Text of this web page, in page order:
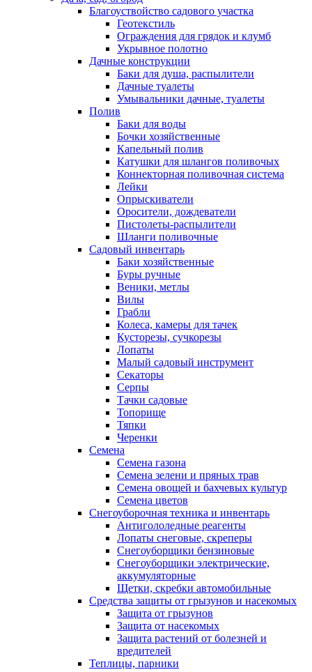
Благоуствойство садового участка
Геотекстиль
Ограждения для грядок и клумб
Укрывное полотно
Дачные конструкции
Баки для душа, распылители
Дачные туалеты
Умывальники дачные, туалеты
Полив
Баки для воды
Бочки хозяйственные
Капельный полив
Катушки для шлангов поливочых
Коннекторная поливочная система
Лейки
Опрыскиватели
Оросители, дождеватели
Пистолеты-распылители
Шланги поливочные
Садовый инвентарь
Баки хозяйственные
Буры ручные
Веники, метлы
Вилы
Грабли
Колеса, камеры для тачек
Кусторезы, сучкорезы
Лопаты
Малый садовый инструмент
Секаторы
Серпы
Тачки садовые
Топорище
Тяпки
Черенки
Семена
Семена газона
Семена зелени и пряных трав
Семена овощей и бахчевых культур
Семена цветов
Снегоуборочная техника и инвентарь
Антигололедные реагенты
Лопаты снеговые, скреперы
Снегоуборщики бензиновые
Снегоуборщики электрические,
аккумуляторные
Щетки, скребки автомобильные
Средства защиты от грызунов и насекомых
Защита от грызунов
Защита от насекомых
Защита растений от болезней и
вредителей
Теплицы, парники